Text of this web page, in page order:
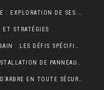
VOYAGE EN POLYNÉSIE EN COUPLE : EXPLORATION DE SES PLUS BELLES ÎLES
STRATÉGIES
ABATTAGE D’ARBRE EN MILIEU URBAIN : LES DÉFIS SPÉCIFIQUES
LE RÔLE DU COUVREUR DANS L’INSTALLATION DE PANNEAUX SOLAIRES
LES ÉTAPES CLÉS DE L’ABATTAGE D’ARBRE EN TOUTE SÉCURITÉ